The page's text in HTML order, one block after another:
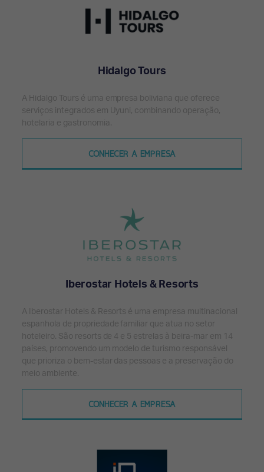
Hidalgo Tours
A Hidalgo Tours é uma empresa boliviana que oferece
serviços integrados em Uyuni, combinando operação,
hotelaria e gastronomia.
CONHECER A EMPRESA
Iberostar Hotels & Resorts
A Iberostar Hotels & Resorts é uma empresa multinacional
espanhola de propriedade familiar que atua no setor
hoteleiro. São resorts de 4 e 5 estrelas à beira-mar em 14
países, promovendo um modelo de turismo responsável
que prioriza o bem-estar das pessoas e a preservação do
meio ambiente.
CONHECER A EMPRESA